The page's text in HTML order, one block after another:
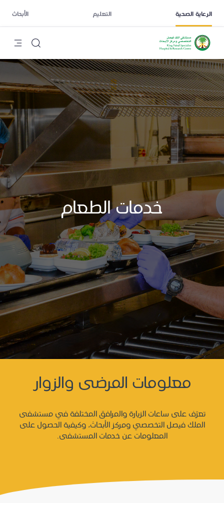
الرعاية الصحية التعليم الأبحاث
خدمات الطعام
معلومات المرضى والزوار
تعرّف على ساعات الزيارة والمرافق المختلفة في مستشفى
الملك فيصل التخصصي ومركز الأبحاث، وكيفية الحصول على
المعلومات عن خدمات المستشفى.